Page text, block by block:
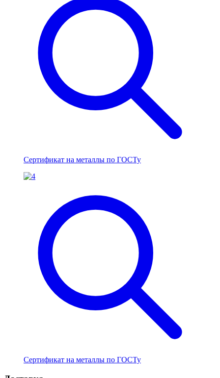
Сертификат на металлы по ГОСТу
Сертификат на металлы по ГОСТу